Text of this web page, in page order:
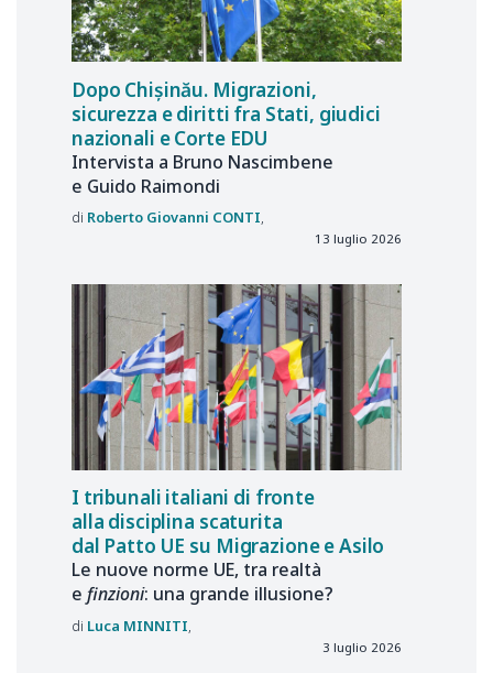
Dopo Chișinău. Migrazioni,
sicurezza e diritti fra Stati, giudici
nazionali e Corte EDU
Intervista a Bruno Nascimbene
e Guido Raimondi
Roberto Giovanni CONTI
13 luglio 2026
I tribunali italiani di fronte
alla disciplina scaturita
dal Patto UE su Migrazione e Asilo
Le nuove norme UE, tra realtà
e finzioni: una grande illusione?
Luca MINNITI
3 luglio 2026